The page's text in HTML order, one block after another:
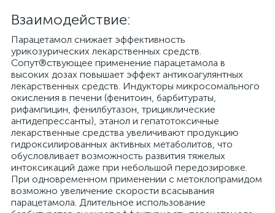
Взаимодействие:
Парацетамол снижает эффективность
урикозурических лекарственных средств.
Сопут®ствующее применение парацетамола в
высоких дозах повышает эффект антикоагулянтных
лекарственных средств. Индукторы микросомального
окисления в печени (фенитоин, барбитураты,
рифампицин, фенилбутазон, трициклические
антидепрессанты), этанол и гепатотоксичные
лекарственные средства увеличивают продукцию
гидроксилированных активных метаболитов, что
обусловливает возможность развития тяжелых
интоксикаций даже при небольшой передозировке.
При одновременном применении с метоклопрамидом
возможно увеличение скорости всасывания
парацетамола. Длительное использование